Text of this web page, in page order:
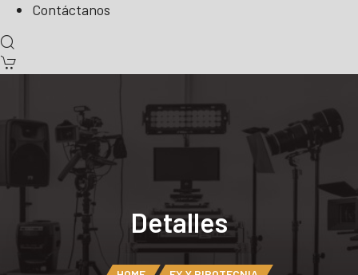
Contáctanos
Detalles